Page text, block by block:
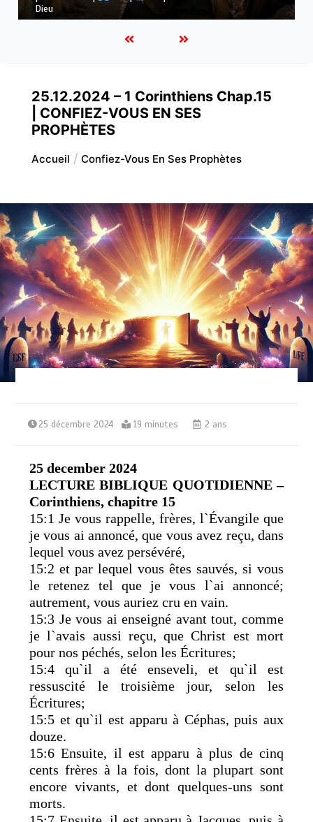
ses voies
25.12.2024 – 1 Corinthiens Chap.15
| CONFIEZ-VOUS EN SES
PROPHÈTES
Accueil Confiez-Vous En Ses Prophètes
25 décembre 2024 19 minutes 2 ans
25 december 2024
LECTURE BIBLIQUE QUOTIDIENNE –
Corinthiens, chapitre 15
15:1 Je vous rappelle, frères, l`Évangile que
je vous ai annoncé, que vous avez reçu, dans
lequel vous avez persévéré,
15:2 et par lequel vous êtes sauvés, si vous
le retenez tel que je vous l`ai annoncé;
autrement, vous auriez cru en vain.
15:3 Je vous ai enseigné avant tout, comme
je l`avais aussi reçu, que Christ est mort
pour nos péchés, selon les Écritures;
15:4 qu`il a été enseveli, et qu`il est
ressuscité le troisième jour, selon les
Écritures;
15:5 et qu`il est apparu à Céphas, puis aux
douze.
15:6 Ensuite, il est apparu à plus de cinq
cents frères à la fois, dont la plupart sont
encore vivants, et dont quelques-uns sont
morts.